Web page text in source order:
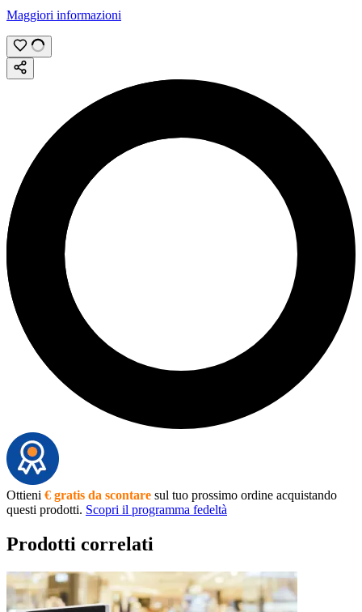
Maggiori informazioni
Ottieni € gratis da scontare sul tuo prossimo ordine acquistando
questi prodotti. Scopri il programma fedeltà
Prodotti correlati